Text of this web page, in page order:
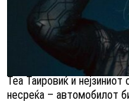
Теа Таировиќ и
несреќа – автомобилот